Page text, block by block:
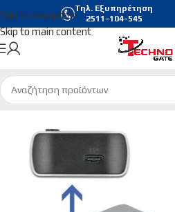
Skip to navigation
Skip to main content
Τηλ. Εξυπηρέτηση
2511-104-545
Αρχική σελίδα/Περιφερειακά/Card